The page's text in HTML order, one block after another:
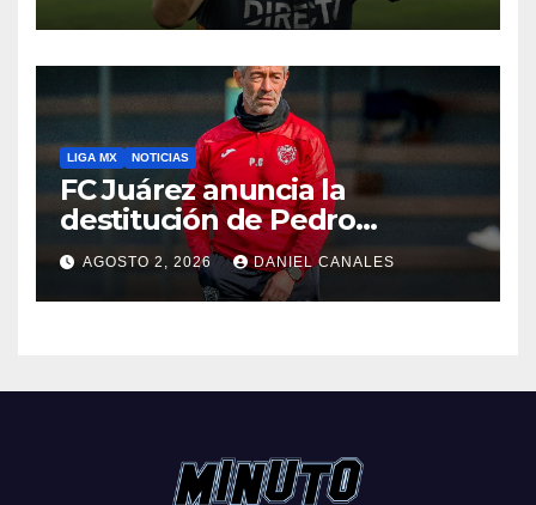
LIGA MX NOTICIAS
FC Juárez anuncia la
destitución de Pedro
Caixinha
AGOSTO 2, 2026 DANIEL CANALES